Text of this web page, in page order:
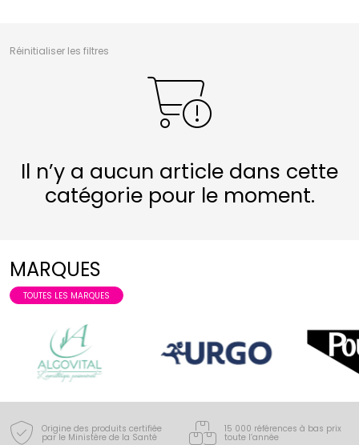
Réinitialiser les filtres
Il n’y a aucun article dans cette
catégorie pour le moment.
MARQUES
TOUTES LES MARQUES
Origine des produits certifiée
par le Ministère de la Santé
15 000 références à bas prix
toute l’année